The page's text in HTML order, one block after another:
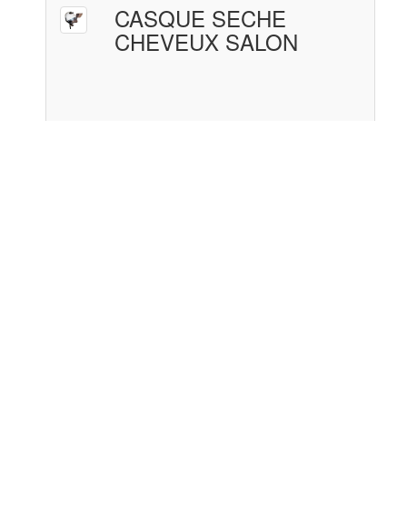
CASQUE SECHE
CHEVEUX SALON